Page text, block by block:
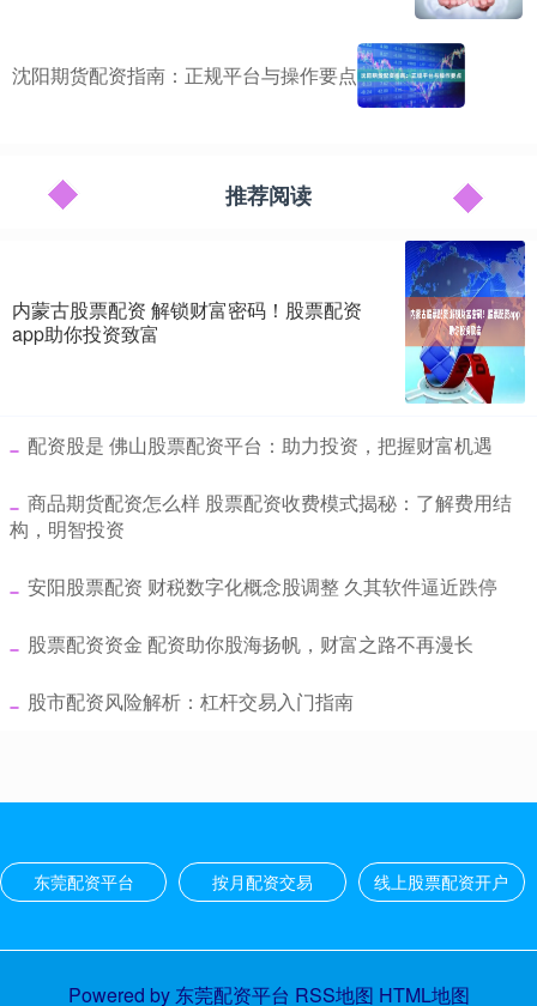
沈阳期货配资指南：正规平台与操作要点
推荐阅读
内蒙古股票配资 解锁财富密码！股票配资
app助你投资致富
​配资股是 佛山股票配资平台：助力投资，把握财富机遇
​商品期货配资怎么样 股票配资收费模式揭秘：了解费用结
构，明智投资
​安阳股票配资 财税数字化概念股调整 久其软件逼近跌停
​股票配资资金 配资助你股海扬帆，财富之路不再漫长
​股市配资风险解析：杠杆交易入门指南
东莞配资平台 按月配资交易 线上股票配资开户
Powered by 东莞配资平台 RSS地图 HTML地图